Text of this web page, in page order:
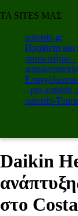
ΤΑ SITES ΜΑΣ
autotriti.gr
Προϊόντα και
αυτοκινήτου -
-
autotriti-
Daikin
στο